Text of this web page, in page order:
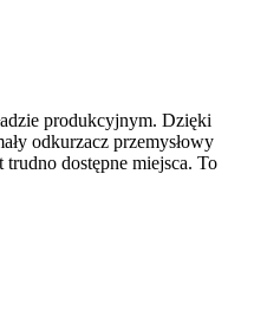
produkcyjnym. Dzięki
odkurzacz przemysłowy
dostępne miejsca. To